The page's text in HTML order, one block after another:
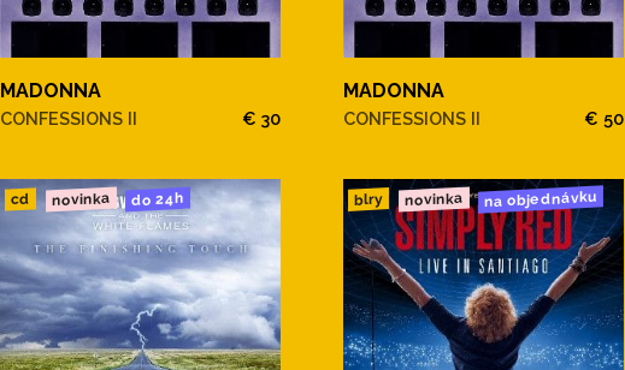
MADONNA
CONFESSIONS II € 30
MADONNA
CONFESSIONS II € 50
cd novinka do 24h blry novinka na objednávku